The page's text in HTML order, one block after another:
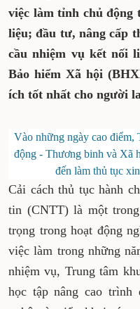
việc làm tỉnh chủ động
liệu; đầu tư, nâng cấp
cầu nhiệm vụ kết nối
Bảo hiểm Xã hội
ích tốt nhất cho người
Vào những ngày cao điểm,
động - Thương binh và Xã
đến làm thủ tục
Cải cách thủ tục hành
tin (CNTT) là một
trọng trong hoạt động
việc làm trong những
nhiệm vụ, Trung tâm
học tập nâng cao trình